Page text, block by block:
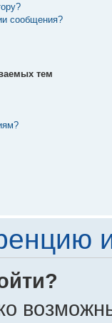
сообщения?
тем